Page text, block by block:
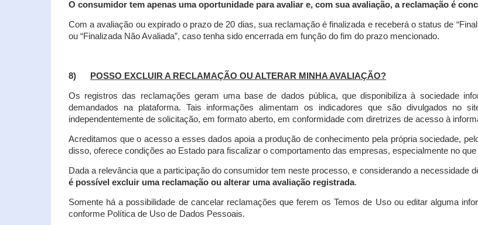
O consumidor tem apenas uma oportunidade para avaliar e, com sua avaliação, a reclamação é
Com a avaliação ou expirado o prazo de 20 dias, sua reclamação é finalizada e receberá o status de
ou “Finalizada Não Avaliada”, caso tenha sido encerrada em função do fim do prazo mencionado.
8) POSSO EXCLUIR A RECLAMAÇÃO OU ALTERAR MINHA AVALIAÇÃO?
Os registros das reclamações geram uma base de dados pública, que disponibiliza à sociedade
demandados na plataforma. Tais informações alimentam os indicadores que são divulgados no
independentemente de solicitação, em formato aberto, em conformidade com diretrizes de acesso à
Acreditamos que o acesso a esses dados apoia a produção de conhecimento pela própria sociedade,
disso, oferece condições ao Estado para fiscalizar o comportamento das empresas, especialmente no
Dada a relevância que a participação do consumidor tem neste processo, e considerando a necessidade
é possível excluir uma reclamação ou alterar uma avaliação registrada.
Somente há a possibilidade de cancelar reclamações que ferem os Temos de Uso ou editar alguma
conforme Política de Uso de Dados Pessoais.